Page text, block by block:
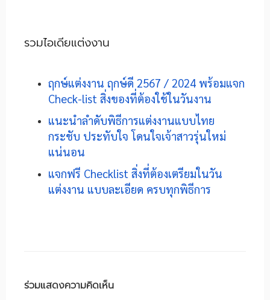
รวมไอเดียแต่งงาน
ฤกษ์แต่งงาน ฤกษ์ดี 2567 / 2024 พร้อมแจก
Check-list สิ่งของที่ต้องใช้ในวันงาน
แนะนำลำดับพิธีการแต่งงานแบบไทย
กระชับ ประทับใจ โดนใจเจ้าสาวรุ่นใหม่
แน่นอน
แจกฟรี Checklist สิ่งที่ต้องเตรียมในวัน
แต่งงาน แบบละเอียด ครบทุกพิธีการ
ร่วมแสดงความคิดเห็น